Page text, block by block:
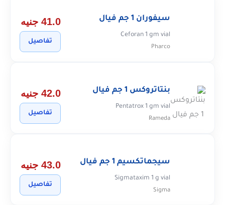
سيفوران 1 جم فيال
Ceforan 1 gm vial
Pharco
41.0 جنيه
تفاصيل
بنتاتروكس 1 جم فيال
Pentatrox 1 gm vial
Rameda
42.0 جنيه
تفاصيل
سيجماتكسيم 1 جم فيال
Sigmataxim 1 g vial
Sigma
43.0 جنيه
تفاصيل